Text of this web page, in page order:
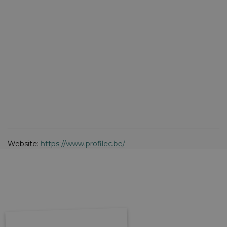
Website: https://www.profilec.be/